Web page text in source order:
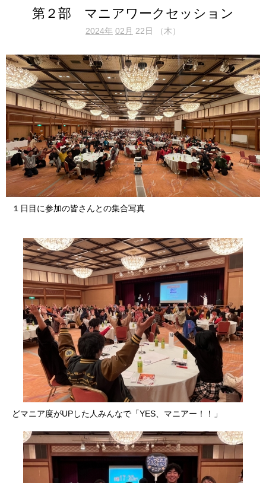
第２部 マニアワークセッション
2024年 02月 22日 （木）
１日目に参加の皆さんとの集合写真
どマニア度がUPした人みんなで「YES、マニアー！！」